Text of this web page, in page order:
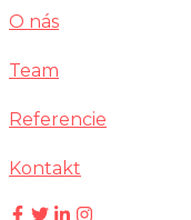
O nás
Team
Referencie
Kontakt